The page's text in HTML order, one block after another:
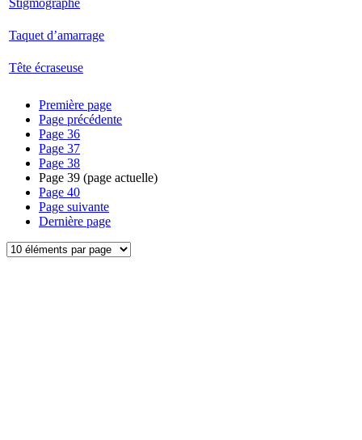
Stigmographe
Taquet d’amarrage
Tête écraseuse
Première page
Page précédente
Page 36
Page 37
Page 38
Page 39 (page actuelle)
Page 40
Page suivante
Dernière page